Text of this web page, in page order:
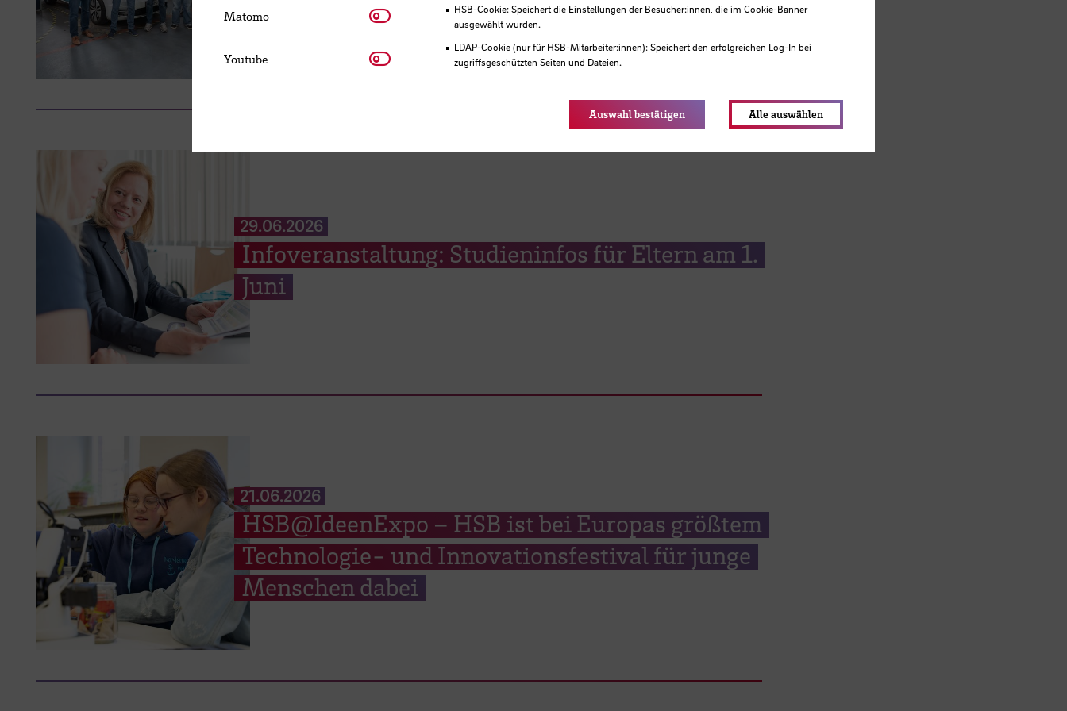
29.06.2026
Infoveranstaltung: Studieninfos für Eltern am 1.
Juni
21.06.2026
HSB@IdeenExpo – HSB ist bei Europas größtem
Technologie- und Innovationsfestival für junge
Menschen dabei
HSB-Cookie: Speichert die Einstellungen der Besucher:innen, die im Cookie-Banner
ausgewählt wurden.
LDAP-Cookie (nur für HSB-Mitarbeiter:innen): Speichert den erfolgreichen Log-In bei
zugriffsgeschützten Seiten und Dateien.
Matomo Matomo
Youtube Youtube
Auswahl bestätigen Alle auswählen